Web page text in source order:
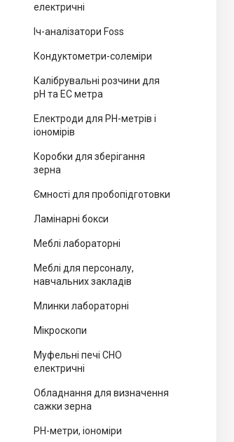
електричні
Іч-аналізатори Foss
Кондуктометри-солеміри
Калібрувальні розчини для
pH та EC метра
Електроди для PH-метрів і
іономірів
Коробки для зберігання
зерна
Ємності для пробопідготовки
Ламінарні бокси
Меблі лабораторні
Меблі для персоналу,
навчальних закладів
Млинки лабораторні
Мікроскопи
Муфельні печі СНО
електричні
Обладнання для визначення
сажки зерна
PH-метри, іономіри